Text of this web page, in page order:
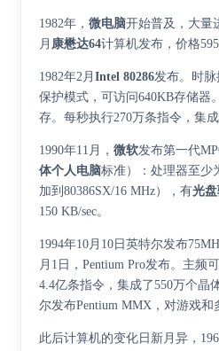
1982年， 微电脑开始普及，大量
月 康懋达64计算机发布，价格595
1982年2月 Intel 80286发布。时
保护模式，可访问640KB存储器
存。每秒执行270万条指令，集成
1990年11月， 微软发布第一代
体个人电脑标准）：处理器至少
加到80386SX/16 MHz），有光
150 KB/sec。
1994年10月10日英特尔发布
月1日，Pentium Pro发布。主频
4.4亿条指令，集成了550万个晶
尔发布Pentium MMX，对游戏和
此后计算机的变化日新月异，